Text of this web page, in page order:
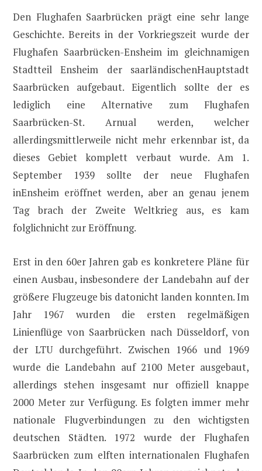
Den Flughafen Saarbrücken prägt eine sehr lange
Geschichte. Bereits in der Vorkriegszeit wurde der
Flughafen Saarbrücken-Ensheim im gleichnamigen
Stadtteil Ensheim der saarländischenHauptstadt
Saarbrücken aufgebaut. Eigentlich sollte der es
lediglich eine Alternative zum Flughafen
Saarbrücken-St. Arnual werden, welcher
allerdingsmittlerweile nicht mehr erkennbar ist, da
dieses Gebiet komplett verbaut wurde. Am 1.
September 1939 sollte der neue Flughafen
inEnsheim eröffnet werden, aber an genau jenem
Tag brach der Zweite Weltkrieg aus, es kam
folglichnicht zur Eröffnung.
Erst in den 60er Jahren gab es konkretere Pläne für
einen Ausbau, insbesondere der Landebahn auf der
größere Flugzeuge bis datonicht landen konnten. Im
Jahr 1967 wurden die ersten regelmäßigen
Linienflüge von Saarbrücken nach Düsseldorf, von
der LTU durchgeführt. Zwischen 1966 und 1969
wurde die Landebahn auf 2100 Meter ausgebaut,
allerdings stehen insgesamt nur offiziell knappe
2000 Meter zur Verfügung. Es folgten immer mehr
nationale Flugverbindungen zu den wichtigsten
deutschen Städten. 1972 wurde der Flughafen
Saarbrücken zum elften internationalen Flughafen